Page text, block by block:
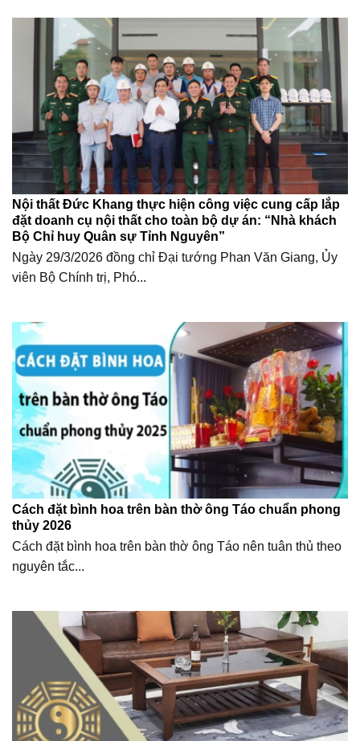
Nội thất Đức Khang thực hiện công việc cung cấp lắp
đặt doanh cụ nội thất cho toàn bộ dự án: “Nhà khách
Bộ Chỉ huy Quân sự Tỉnh Nguyên”
Ngày 29/3/2026 đồng chỉ Đại tướng Phan Văn Giang, Ủy
viên Bộ Chính trị, Phó...
Cách đặt bình hoa trên bàn thờ ông Táo chuẩn phong
thủy 2026
Cách đặt bình hoa trên bàn thờ ông Táo nên tuân thủ theo
nguyên tắc...